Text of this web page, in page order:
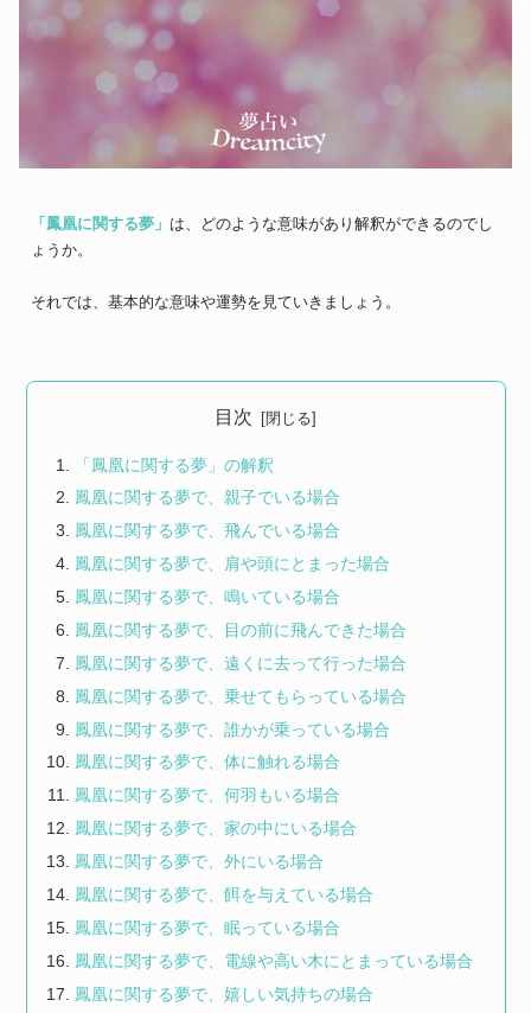
「鳳凰に関する夢」 は、どのような意味があり解釈ができるのでし
ょうか。
それでは、基本的な意味や運勢を見ていきましょう。
目次
「鳳凰に関する夢」の解釈
鳳凰に関する夢で、親子でいる場合
鳳凰に関する夢で、飛んでいる場合
鳳凰に関する夢で、肩や頭にとまった場合
鳳凰に関する夢で、鳴いている場合
鳳凰に関する夢で、目の前に飛んできた場合
鳳凰に関する夢で、遠くに去って行った場合
鳳凰に関する夢で、乗せてもらっている場合
鳳凰に関する夢で、誰かが乗っている場合
鳳凰に関する夢で、体に触れる場合
鳳凰に関する夢で、何羽もいる場合
鳳凰に関する夢で、家の中にいる場合
鳳凰に関する夢で、外にいる場合
鳳凰に関する夢で、餌を与えている場合
鳳凰に関する夢で、眠っている場合
鳳凰に関する夢で、電線や高い木にとまっている場合
鳳凰に関する夢で、嬉しい気持ちの場合